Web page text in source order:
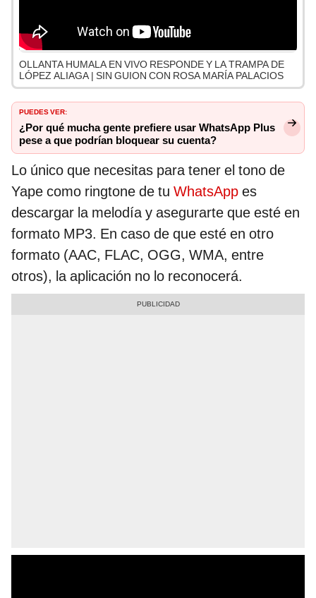
OLLANTA HUMALA EN VIVO RESPONDE Y LA TRAMPA DE
LÓPEZ ALIAGA | SIN GUION CON ROSA MARÍA PALACIOS
PUEDES VER:
¿Por qué mucha gente prefiere usar WhatsApp Plus
pese a que podrían bloquear su cuenta?
Lo único que necesitas para tener el tono de
Yape como ringtone de tu WhatsApp es
descargar la melodía y asegurarte que esté en
formato MP3. En caso de que esté en otro
formato (AAC, FLAC, OGG, WMA, entre
otros), la aplicación no lo reconocerá.